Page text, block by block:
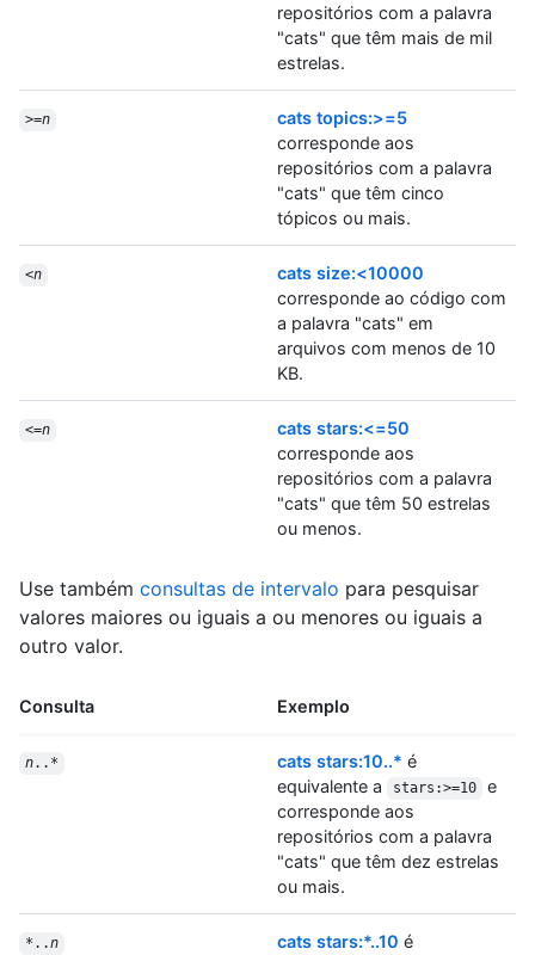
repositórios com a palavra
"cats" que têm mais de mil
estrelas.
>=n
cats topics:>=5
corresponde aos
repositórios com a palavra
"cats" que têm cinco
tópicos ou mais.
<n
cats size:<10000
corresponde ao código com
a palavra "cats" em
arquivos com menos de 10
KB.
<=n
cats stars:<=50
corresponde aos
repositórios com a palavra
"cats" que têm 50 estrelas
ou menos.
Use também consultas de intervalo para pesquisar
valores maiores ou iguais a ou menores ou iguais a
outro valor.
Consulta Exemplo
n..* cats stars:10..* é
equivalente a
stars:>=10
e
corresponde aos
repositórios com a palavra
"cats" que têm dez estrelas
ou mais.
*..n cats stars:*..10 é